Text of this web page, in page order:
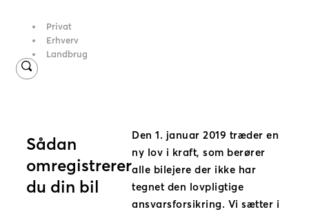
Privat
Erhverv
Landbrug
Sådan
omregistrerer
du din bil
Den 1. januar 2019 træder en
ny lov i kraft, som berører
alle bilejere der ikke har
tegnet den lovpligtige
ansvarsforsikring. Vi sætter i